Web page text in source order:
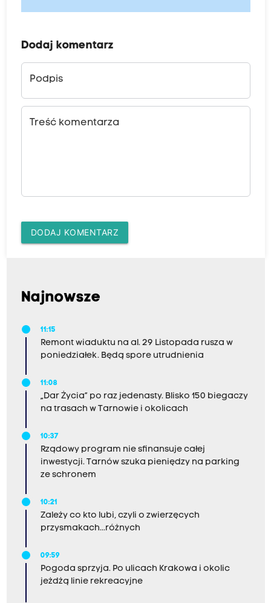
Dodaj komentarz
Podpis
Treść komentarza
DODAJ KOMENTARZ
Najnowsze
11:15
Remont wiaduktu na al. 29 Listopada rusza w
poniedziałek. Będą spore utrudnienia
11:08
„Dar Życia” po raz jedenasty. Blisko 150 biegaczy
na trasach w Tarnowie i okolicach
10:37
Rządowy program nie sfinansuje całej
inwestycji. Tarnów szuka pieniędzy na parking
ze schronem
10:21
Zależy co kto lubi, czyli o zwierzęcych
przysmakach...różnych
09:59
Pogoda sprzyja. Po ulicach Krakowa i okolic
jeżdżą linie rekreacyjne